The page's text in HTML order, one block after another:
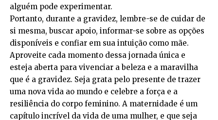
alguém pode experimentar.
Portanto, durante a gravidez, lembre-se de cuidar de
si mesma, buscar apoio, informar-se sobre as opções
disponíveis e confiar em sua intuição como mãe.
Aproveite cada momento dessa jornada única e
esteja aberta para vivenciar a beleza e a maravilha
que é a gravidez. Seja grata pelo presente de trazer
uma nova vida ao mundo e celebre a força e a
resiliência do corpo feminino. A maternidade é um
capítulo incrível da vida de uma mulher, e que seja